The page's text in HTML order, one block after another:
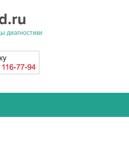
диагностики